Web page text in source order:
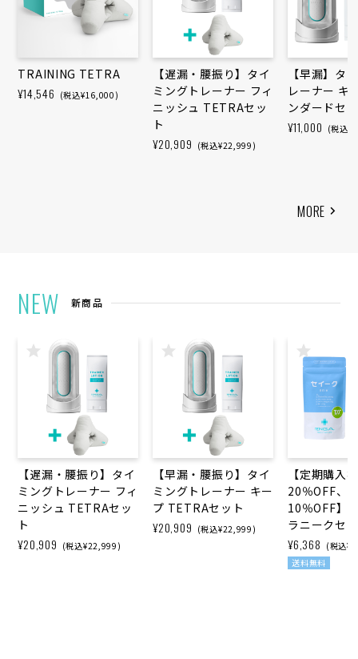
TRAINING TETRA
¥14,546 (税込¥16,000)
【遅漏・腰振り】タイ
ミングトレーナー フィ
ニッシュ TETRAセッ
ト
¥20,909 (税込¥22,999)
【早漏】タ
レーナー キ
ンダードセ
¥11,000 (税込
MORE
NEW 新商品
【遅漏・腰振り】タイ
ミングトレーナー フィ
ニッシュ TETRAセッ
ト
¥20,909 (税込¥22,999)
【早漏・腰振り】タイ
ミングトレーナー キー
プ TETRAセット
¥20,909 (税込¥22,999)
【定期購入
20％OFF、
10％OFF】
ラニークセ
¥6,368 (税込
送料無料